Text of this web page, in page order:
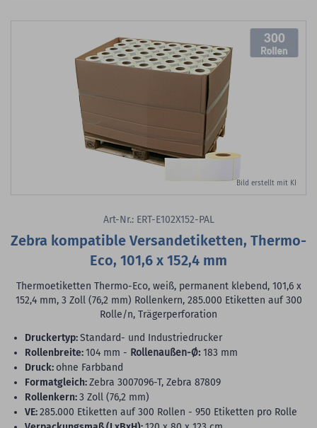
300
Bild erstellt mit KI
Art-Nr.: ERT-E102X152-PAL
Zebra kompatible Versandetiketten, Thermo-
Eco, 101,6 x 152,4 mm
Thermoetiketten Thermo-Eco, weiß, permanent klebend, 101,6 x
152,4 mm, 3 Zoll (76,2 mm) Rollenkern, 285.000 Etiketten auf 300
Rolle/n, Trägerperforation
Druckertyp:Standard- und Industriedrucker
Rollenbreite:104 mm - Rollenaußen-Ø: 183 mm
Druck: ohne Farbband
Formatgleich:Zebra 3007096-T, Zebra 87809
Rollenkern:3 Zoll (76,2 mm)
VE:285.000 Etiketten auf 300 Rollen - 950 Etiketten pro Rolle